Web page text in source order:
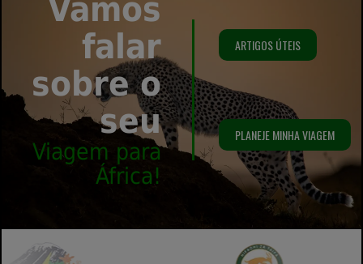
Vamos
falar
sobre o
seu
Viagem para
África!
ARTIGOS ÚTEIS
PLANEJE MINHA VIAGEM